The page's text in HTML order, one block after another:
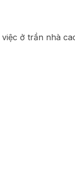
ở trần nhà